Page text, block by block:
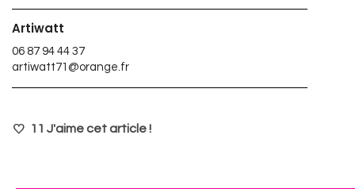
Artiwatt
06 87 94 44 37
artiwatt71@orange.fr
11 J'aime cet article !